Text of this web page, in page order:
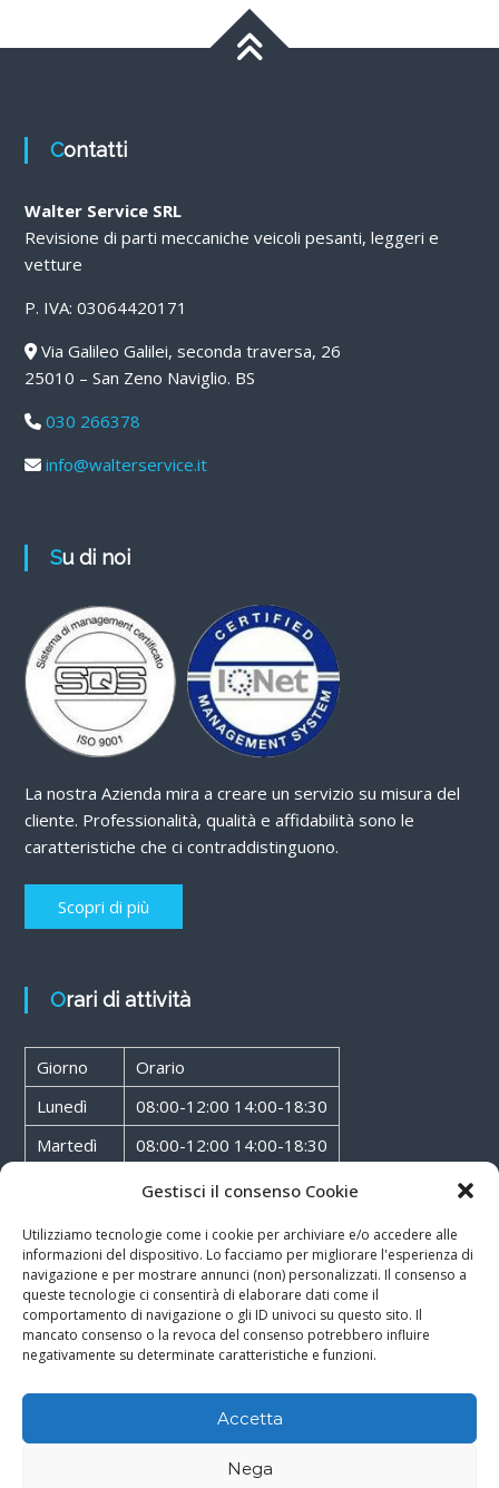
Gestisci il consenso Cookie
Utilizziamo tecnologie come i cookie per archiviare e/o accedere alle
informazioni del dispositivo. Lo facciamo per migliorare l'esperienza di
navigazione e per mostrare annunci (non) personalizzati. Il consenso a
queste tecnologie ci consentirà di elaborare dati come il
comportamento di navigazione o gli ID univoci su questo sito. Il
mancato consenso o la revoca del consenso potrebbero influire
negativamente su determinate caratteristiche e funzioni.
Accetta
Nega
Contatti
Walter Service SRL
Revisione di parti meccaniche veicoli pesanti, leggeri e
vetture
P. IVA: 03064420171
Via Galileo Galilei, seconda traversa, 26
25010 – San Zeno Naviglio. BS
030 266378
info@walterservice.it
Su di noi
La nostra Azienda mira a creare un servizio su misura del
cliente. Professionalità, qualità e affidabilità sono le
caratteristiche che ci contraddistinguono.
Scopri di più
Orari di attività
Giorno
Orario
Lunedì
08:00-12:00 14:00-18:30
Martedì
08:00-12:00 14:00-18:30
08:00-12:00 14:00-18:30
Giovedì
08:00-12:00 14:00-18:30
Venerdì
08:00-12:00 14:00-18:30
Sabato
08:00-12:00
Rossoxweb